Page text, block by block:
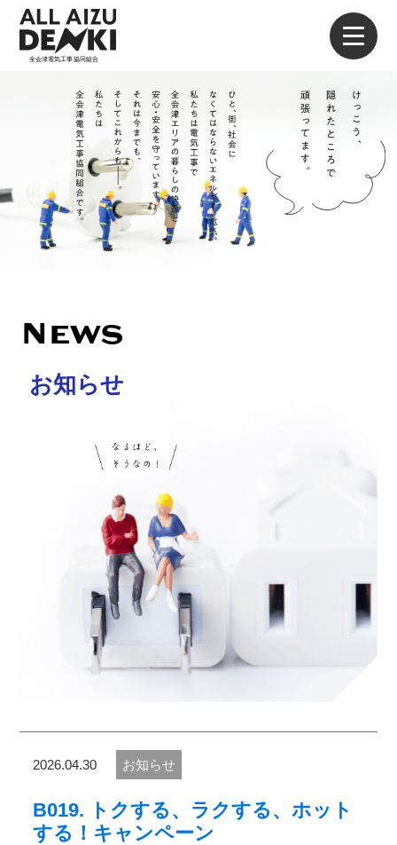
×
News
お知らせ
2026.04.30 お知らせ
B019. トクする、ラクする、ホット
する！キャンペーン